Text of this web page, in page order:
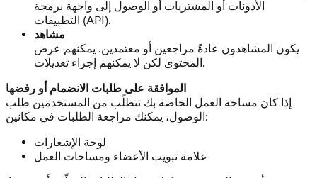
الأذونات أو المشتريات أو الوصول إلى واجهة برمجة
التطبيقات (API).
مشاهد
يكون المشاهدون عادةً مراجعين أو معتمدين. يمكنهم عرض
المحتوى لكن لا يمكنهم إجراء تعديلات.
الموافقة على طلبات الانضمام أو رفضها
إذا كان مساحة العمل الخاصة بك تتطلّب من المستخدمين طلب
الوصول، يمكنك مراجعة الطلبات في مكانين:
لوحة الإشعارات
علامة تبويب الأعضاء ومساحات العمل